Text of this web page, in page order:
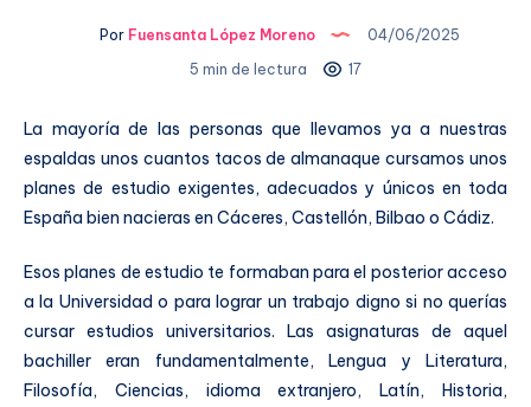
PorFuensanta López Moreno
04/06/2025
5 min de lectura
17
La mayoría de las personas que llevamos ya a nuestras
espaldas unos cuantos tacos de almanaque cursamos unos
planes de estudio exigentes, adecuados y únicos en toda
España bien nacieras en Cáceres, Castellón, Bilbao o Cádiz.
Esos planes de estudio te formaban para el posterior acceso
a la Universidad o para lograr un trabajo digno si no querías
cursar estudios universitarios. Las asignaturas de aquel
bachiller eran fundamentalmente, Lengua y Literatura,
Filosofía, Ciencias, idioma extranjero, Latín, Historia,